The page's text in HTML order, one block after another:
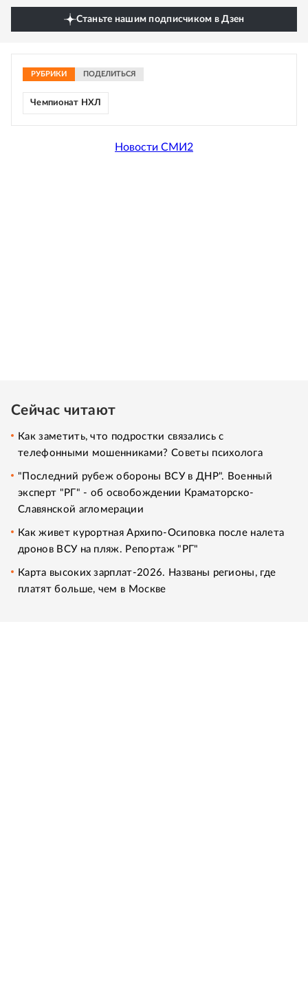
Станьте нашим подписчиком в Дзен
РУБРИКИ ПОДЕЛИТЬСЯ
Чемпионат НХЛ
Новости СМИ2
Сейчас читают
Как заметить, что подростки связались с
телефонными мошенниками? Советы психолога
"Последний рубеж обороны ВСУ в ДНР". Военный
эксперт "РГ" - об освобождении Краматорско-
Славянской агломерации
Как живет курортная Архипо-Осиповка после налета
дронов ВСУ на пляж. Репортаж "РГ"
Карта высоких зарплат-2026. Названы регионы, где
платят больше, чем в Москве